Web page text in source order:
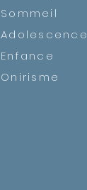
Sommeil
Adolescence
Enfance
Onirisme